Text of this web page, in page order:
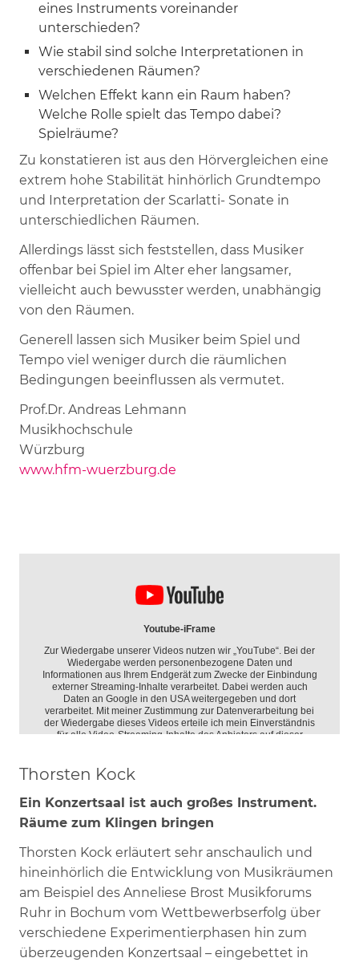
eines Instruments voreinander
unterschieden?
Wie stabil sind solche Interpretationen in
verschiedenen Räumen?
Welchen Effekt kann ein Raum haben?
Welche Rolle spielt das Tempo dabei?
Spielräume?
Zu konstatieren ist aus den Hörvergleichen eine
extrem hohe Stabilität hinhörlich Grundtempo
und Interpretation der Scarlatti- Sonate in
unterschiedlichen Räumen.
Allerdings lässt sich feststellen, dass Musiker
offenbar bei Spiel im Alter eher langsamer,
vielleicht auch bewusster werden, unabhängig
von den Räumen.
Generell lassen sich Musiker beim Spiel und
Tempo viel weniger durch die räumlichen
Bedingungen beeinflussen als vermutet.
Prof.Dr. Andreas Lehmann
Musikhochschule
Würzburg
www.hfm-wuerzburg.de
Thorsten Kock
Ein Konzertsaal ist auch großes Instrument.
Räume zum Klingen bringen
Thorsten Kock erläutert sehr anschaulich und
hineinhörlich die Entwicklung von Musikräumen
am Beispiel des Anneliese Brost Musikforums
Ruhr in Bochum vom Wettbewerbserfolg über
verschiedene Experimentierphasen hin zum
überzeugenden Konzertsaal – eingebettet in